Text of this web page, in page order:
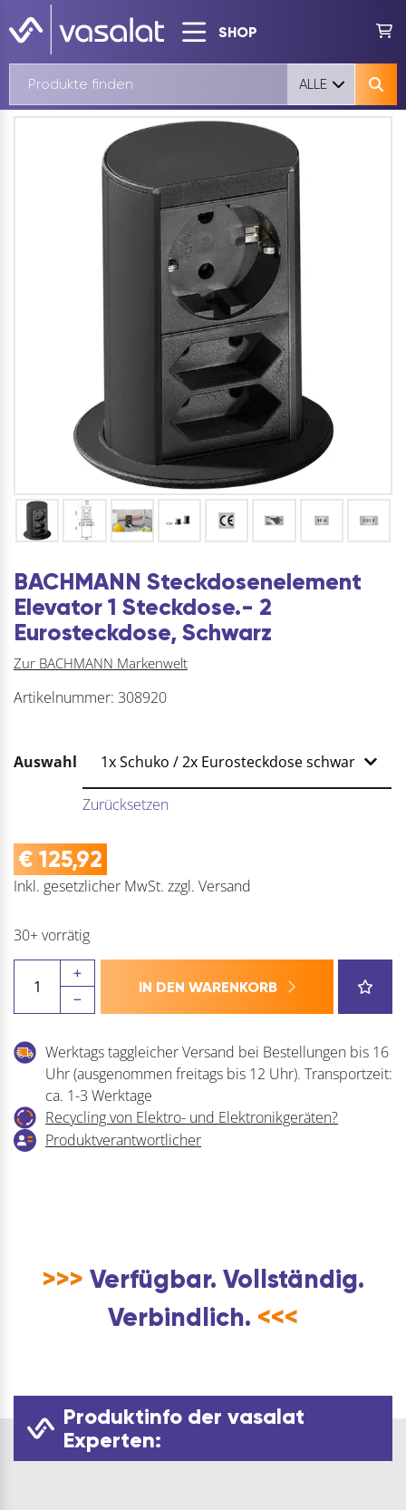
SHOP
ALLE
BACHMANN Steckdosenelement
Elevator 1 Steckdose.- 2
Eurosteckdose, Schwarz
Zur BACHMANN Markenwelt
Artikelnummer: 308920
Auswahl
Zurücksetzen
€ 125,92
Inkl. gesetzlicher MwSt. zzgl. Versand
30+ vorrätig
BACHMANN
Steckdosenelement
Elevator
V
Menge
IN DEN WARENKORB
Werktags taggleicher Versand bei Bestellungen bis 16
Uhr (ausgenommen freitags bis 12 Uhr). Transportzeit:
ca. 1-3 Werktage
Recycling von Elektro- und Elektronikgeräten?
Produktverantwortlicher
>>> Verfügbar. Vollständig.
Verbindlich. <<<
Produktinfo der vasalat
Experten: